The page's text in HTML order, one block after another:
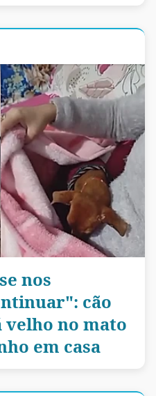
nos
cão
velho no mato
em casa